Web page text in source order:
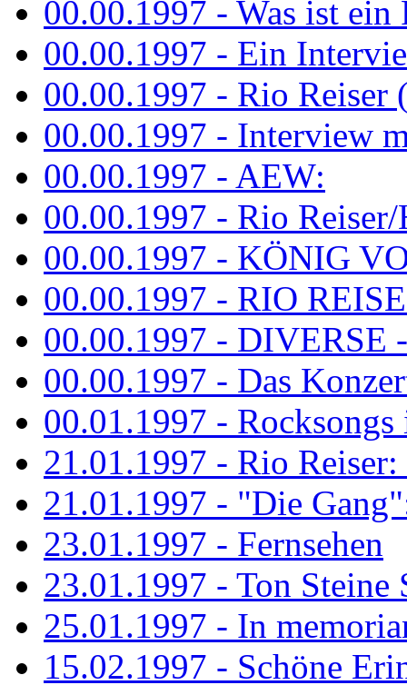
00.00.1997 - Was ist ein
00.00.1997 - Ein
00.00.1997 - Rio Reiser
00.00.1997 - Interview
00.00.1997 - AEW:
00.00.1997 - Rio Reiser/
00.00.1997 - KÖNIG
00.00.1997 - RIO
00.00.1997 - DIVERSE
00.00.1997 - Das
00.01.1997 -
21.01.1997 - Rio
21.01.1997 - "Die
23.01.1997 - Fernsehen
23.01.1997 - Ton Steine
25.01.1997 - In
15.02.1997 - Schöne